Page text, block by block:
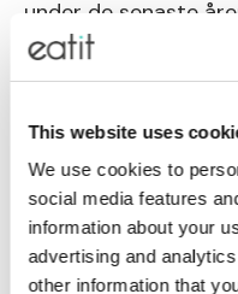
This website uses
We use cookies to
social media features
information about your
advertising and
other information that
under de senaste
ställer är, ”är
effektiva?”. Svaret
komplicerad
faktorer, framför allt;
En del
hjälpa en att